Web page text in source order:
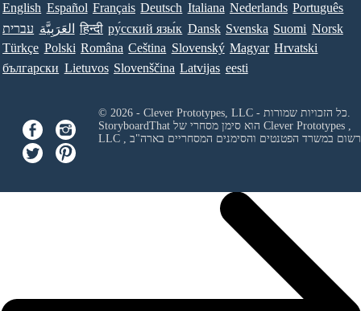
English Español Français Deutsch Italiana Nederlands Português
עברית العَرَبِيَّة हिन्दी ру́сский язы́к Dansk Svenska Suomi Norsk
Türkçe Polski Româna Ceština Slovenský Magyar Hrvatski
български Lietuvos Slovenščina Latvijas eesti
Clever Prototypes ,
LLC
ורשום במשרד הפטנטים והסימנים המסחריים בארה"ב